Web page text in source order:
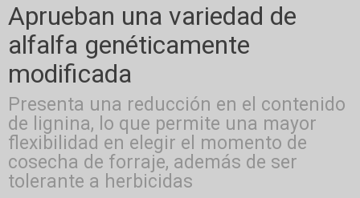
Aprueban una variedad de
alfalfa genéticamente
modificada
Presenta una reducción en el contenido
de lignina, lo que permite una mayor
flexibilidad en elegir el momento de
cosecha de forraje, además de ser
tolerante a herbicidas